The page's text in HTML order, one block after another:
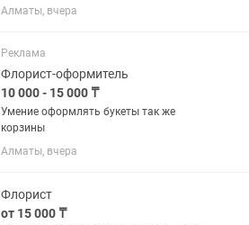
Алматы, вчера
Реклама
Флорист-оформитель
10 000 - 15 000 ₸
Умение оформлять букеты так же
корзины
Алматы, вчера
Флорист
от 15 000 ₸